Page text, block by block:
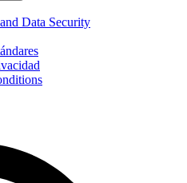
Data Security